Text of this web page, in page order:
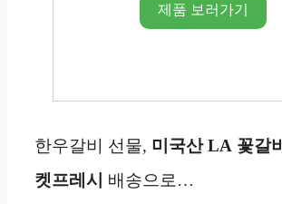
제품 보러가기
한우갈비 선물, 미국산 LA 꽃갈비
켓프레시
배송으로…